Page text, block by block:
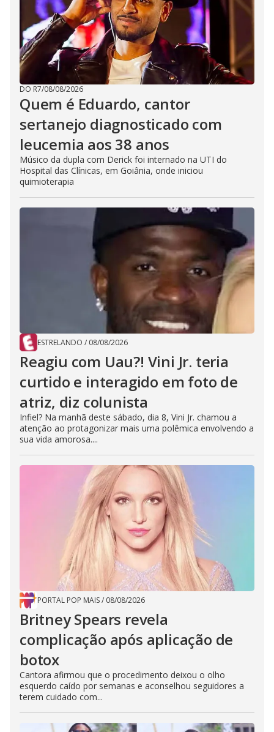
DO R7/08/08/2026
Quem é Eduardo, cantor
sertanejo diagnosticado com
leucemia aos 38 anos
Músico da dupla com Derick foi internado na UTI do
Hospital das Clínicas, em Goiânia, onde iniciou
quimioterapia
ESTRELANDO / 08/08/2026
Reagiu com Uau?! Vini Jr. teria
curtido e interagido em foto de
atriz, diz colunista
Infiel? Na manhã deste sábado, dia 8, Vini Jr. chamou a
atenção ao protagonizar mais uma polêmica envolvendo a
sua vida amorosa....
PORTAL POP MAIS/ 08/08/2026
Britney Spears revela
complicação após aplicação de
botox
Cantora afirmou que o procedimento deixou o olho
esquerdo caído por semanas e aconselhou seguidores a
terem cuidado com...